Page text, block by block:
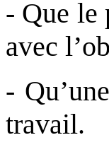
- Que le
avec
-
travail.